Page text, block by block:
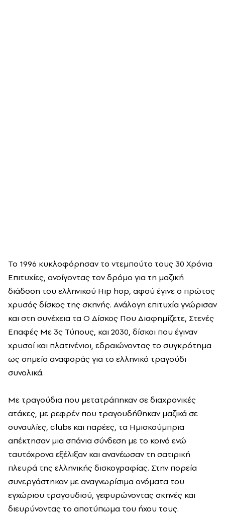
Το 1996 κυκλοφόρησαν το ντεμπούτο τους 30 Χρόνια
Επιτυχίες, ανοίγοντας τον δρόμο για τη μαζική
διάδοση του ελληνικού Hip hop, αφού έγινε ο πρώτος
χρυσός δίσκος της σκηνής. Ανάλογη επιτυχία γνώρισαν
και στη συνέχεια τα Ο Δίσκος Που Διαφημίζετε, Στενές
Επαφές Με 3ς Τύπους, και 2030, δίσκοι που έγιναν
χρυσοί και πλατινένιοι, εδραιώνοντας το συγκρότημα
ως σημείο αναφοράς για το ελληνικό τραγούδι
συνολικά.
Με τραγούδια που μετατράπηκαν σε διαχρονικές
ατάκες, με ρεφρέν που τραγουδήθηκαν μαζικά σε
συναυλίες, clubs και παρέες, τα Ημισκούμπρια
απέκτησαν μια σπάνια σύνδεση με το κοινό ενώ
ταυτόχρονα εξέλιξαν και ανανέωσαν τη σατιρική
πλευρά της ελληνικής δισκογραφίας. Στην πορεία
συνεργάστηκαν με αναγνωρίσιμα ονόματα του
εγχώριου τραγουδιού, γεφυρώνοντας σκηνές και
διευρύνοντας το αποτύπωμα του ήχου τους.